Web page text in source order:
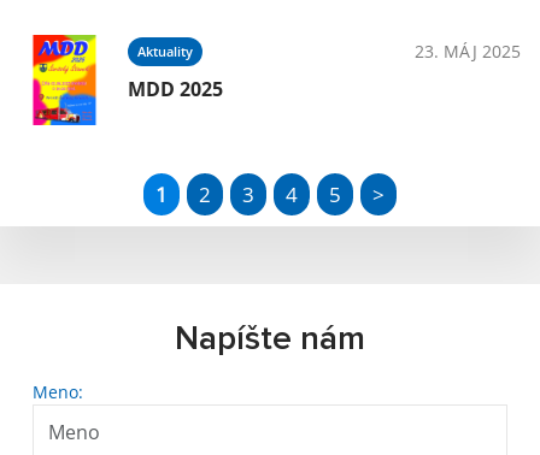
Aktuality 23. MÁJ 2025
MDD 2025
1 2 3 4 5 >
Napíšte nám
Meno: